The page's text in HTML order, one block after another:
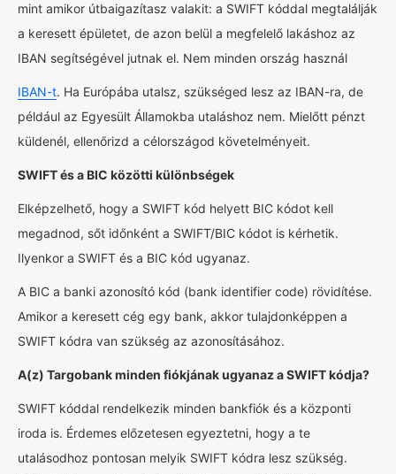
mint amikor útbaigazítasz valakit: a SWIFT kóddal megtalálják
a keresett épületet, de azon belül a megfelelő lakáshoz az
IBAN segítségével jutnak el. Nem minden ország használ
IBAN-t. Ha Európába utalsz, szükséged lesz az IBAN-ra, de
például az Egyesült Államokba utaláshoz nem. Mielőtt pénzt
küldenél, ellenőrizd a célországod követelményeit.
SWIFT és a BIC közötti különbségek
Elképzelhető, hogy a SWIFT kód helyett BIC kódot kell
megadnod, sőt időnként a SWIFT/BIC kódot is kérhetik.
Ilyenkor a SWIFT és a BIC kód ugyanaz.
A BIC a banki azonosító kód (bank identifier code) rövidítése.
Amikor a keresett cég egy bank, akkor tulajdonképpen a
SWIFT kódra van szükség az azonosításához.
A(z) Targobank minden fiókjának ugyanaz a SWIFT kódja?
SWIFT kóddal rendelkezik minden bankfiók és a központi
iroda is. Érdemes előzetesen egyeztetni, hogy a te
utalásodhoz pontosan melyik SWIFT kódra lesz szükség.